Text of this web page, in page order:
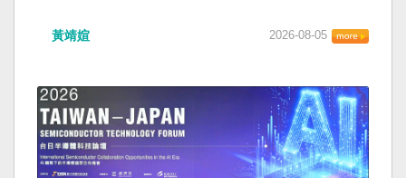
黃靖媗 2026-08-05